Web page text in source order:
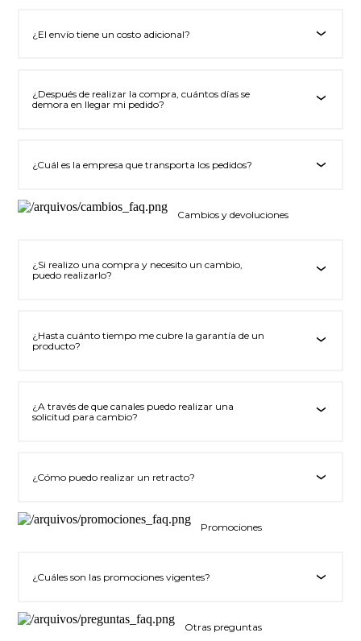
¿El envío tiene un costo adicional? ‹
¿Después de realizar la compra, cuántos días se
demora en llegar mi pedido?
‹
¿Cuál es la empresa que transporta los pedidos? ‹
Cambios y devoluciones
¿Si realizo una compra y necesito un cambio,
puedo realizarlo?
‹
¿Hasta cuánto tiempo me cubre la garantía de un
producto?
‹
¿A través de que canales puedo realizar una
solicitud para cambio?
‹
¿Cómo puedo realizar un retracto? ‹
Promociones
¿Cuáles son las promociones vigentes? ‹
Otras preguntas